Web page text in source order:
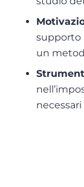
supporto
un